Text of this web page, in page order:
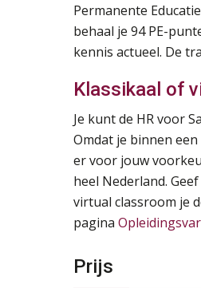
Permanente
behaal je 94 PE-
kennis actueel. De
Klassikaal of
Je kunt de HR voor
Omdat je binnen
er voor jouw
heel Nederland.
virtual classroom je
pagina
Prijs